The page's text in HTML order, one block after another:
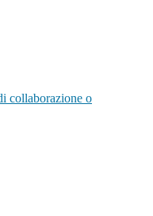
collaborazione o